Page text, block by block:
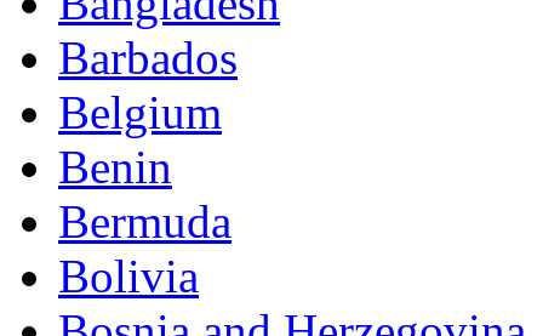
Barbados
Belgium
Benin
Bermuda
Bolivia